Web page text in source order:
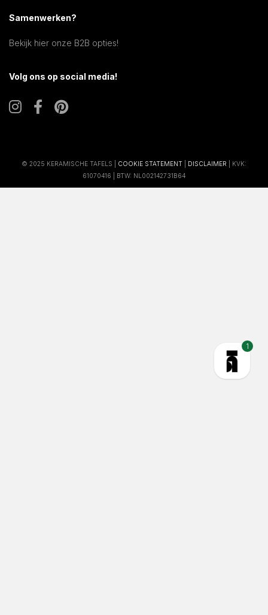
Samenwerken?
Bekijk hier onze B2B opties!
Volg ons op social media!
© 2025 KERAMISCHE TAFELS | COOKIE STATEMENT DISCLAIMER | KVK:
61070416 | BTW: NL002142731B64
1